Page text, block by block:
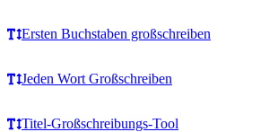
Ersten Buchstaben großschreiben
Jeden Wort Großschreiben
Titel-Großschreibungs-Tool